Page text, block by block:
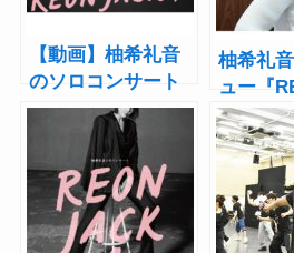
【動画】柚希礼音
のソロコンサート
『REON JACK4』
ダイジェスト│エン
タステージ
柚希礼
ュー『
4』はフ
の“コラ
あり「